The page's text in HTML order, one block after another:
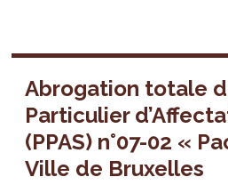
Abrogation totale
Particulier
(PPAS) n°07-02 «
Ville de Bruxelles